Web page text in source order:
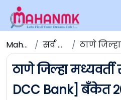
Maha NMK सर्व जाहिराती ठाणे जिल्हा
ठाणे जिल्हा
DCC Bank] बँकेत